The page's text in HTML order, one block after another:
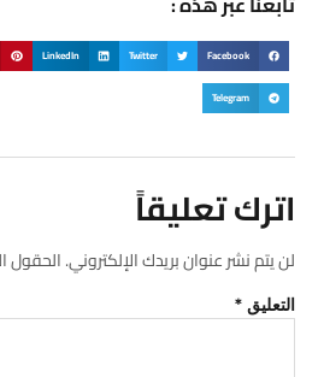
Facebook
Twitter
LinkedIn
Telegram
اترك تعليقاً
لن يتم نشر عنوان بريدك الإلكتروني.الحقول
التعليق *